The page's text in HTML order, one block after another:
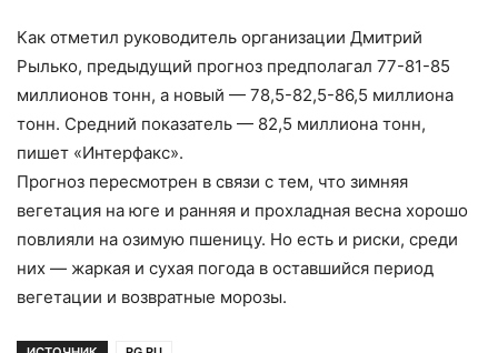
Как отметил руководитель организации Дмитрий
Рылько, предыдущий прогноз предполагал 77-81-85
миллионов тонн, а новый — 78,5-82,5-86,5 миллиона
тонн. Средний показатель — 82,5 миллиона тонн,
пишет «Интерфакс».
Прогноз пересмотрен в связи с тем, что зимняя
вегетация на юге и ранняя и прохладная весна хорошо
повлияли на озимую пшеницу. Но есть и риски, среди
них — жаркая и сухая погода в оставшийся период
вегетации и возвратные морозы.